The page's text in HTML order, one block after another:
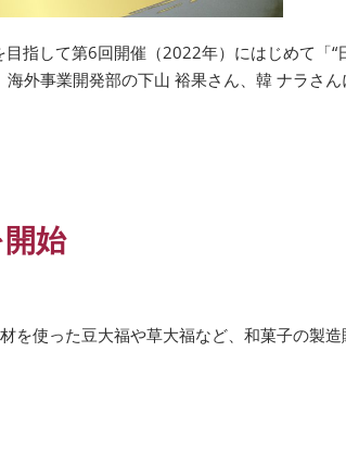
指して第6回開催（2022年）にはじめて「“
外事業開発部の下山 裕果さん、韓 ナラさ
始
を使った豆大福や草大福など、和菓子の製